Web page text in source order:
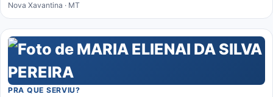
Nova Xavantina · MT
PRA QUE SERVIU?